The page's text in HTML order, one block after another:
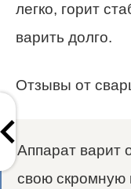
легко, горит
варить долго.
Отзывы от
Аппарат варит
свою скромную